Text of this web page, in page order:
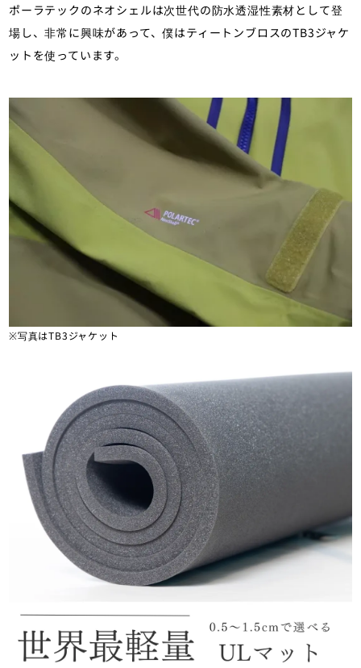
ポーラテックのネオシェルは次世代の防水透湿性素材として登
場し、非常に興味があって、僕はティートンブロスのTB3ジャケ
ットを使っています。
※写真はTB3ジャケット